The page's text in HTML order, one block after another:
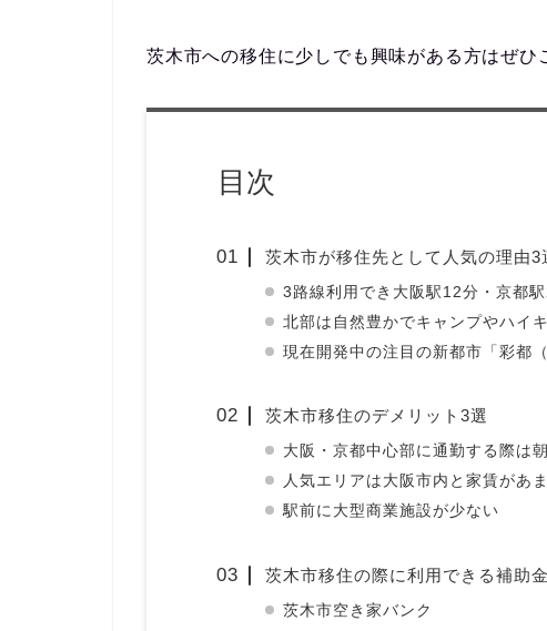
茨木市への移住に少しでも興味がある方はぜひ
目次
茨木市が移住先として人気の理由3
3路線利用でき大阪駅12分・京都
北部は自然豊かでキャンプやハイ
現在開発中の注目の新都市「彩都
茨木市移住のデメリット3選
大阪・京都中心部に通勤する際は
人気エリアは大阪市内と家賃があ
駅前に大型商業施設が少ない
茨木市移住の際に利用できる補助
茨木市空き家バンク